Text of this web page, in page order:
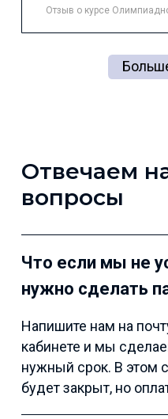
Отзыв о курсе
Отвечаем
вопросы
Что если мы не
нужно сделать
Напишите нам на
кабинете и мы
нужный срок. В этом
будет закрыт, но